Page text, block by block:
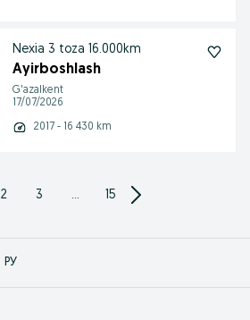
Nexia 3 toza 16.000km
Ayirboshlash
G'azalkent
17/07/2026
2017 - 16 430 km
2 3 ... 15
РУ